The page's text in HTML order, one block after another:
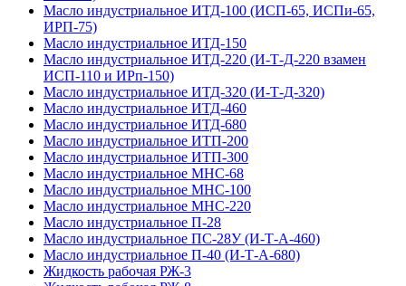
Масло индустриальное ИТД-100 (ИСП-65, ИСПи-65,
ИРП-75)
Масло индустриальное ИТД-150
Масло индустриальное ИТД-220 (И-Т-Д-220 взамен
ИСП-110 и ИРп-150)
Масло индустриальное ИТД-320 (И-Т-Д-320)
Масло индустриальное ИТД-460
Масло индустриальное ИТД-680
Масло индустриальное ИТП-200
Масло индустриальное ИТП-300
Масло индустриальное МНС-68
Масло индустриальное МНС-100
Масло индустриальное МНС-220
Масло индустриальное П-28
Масло индустриальное ПС-28У (И-Т-А-460)
Масло индустриальное П-40 (И-Т-А-680)
Жидкость рабочая РЖ-3